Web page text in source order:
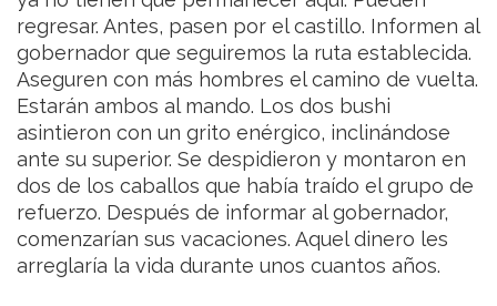
regresar. Antes, pasen por el castillo. Informen al
gobernador que seguiremos la ruta establecida.
Aseguren con más hombres el camino de vuelta.
Estarán ambos al mando. Los dos bushi
asintieron con un grito enérgico, inclinándose
ante su superior. Se despidieron y montaron en
dos de los caballos que había traído el grupo de
refuerzo. Después de informar al gobernador,
comenzarían sus vacaciones. Aquel dinero les
arreglaría la vida durante unos cuantos años.